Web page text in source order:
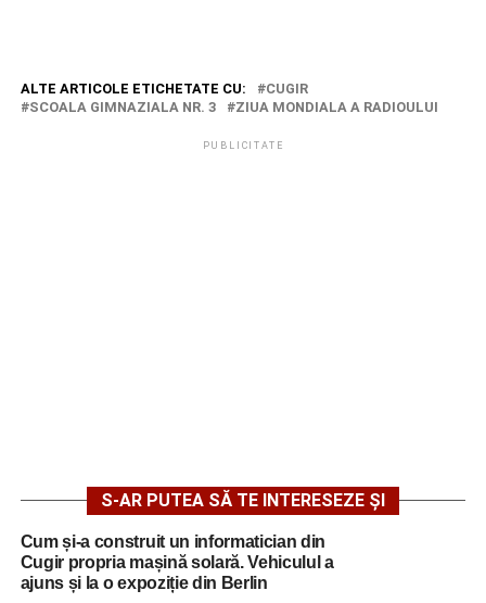
ALTE ARTICOLE ETICHETATE CU:
CUGIR
SCOALA GIMNAZIALA NR. 3
ZIUA MONDIALA A RADIOULUI
PUBLICITATE
S-AR PUTEA SĂ TE INTERESEZE ȘI
Cum și-a construit un informatician din
Cugir propria mașină solară. Vehiculul a
ajuns și la o expoziție din Berlin